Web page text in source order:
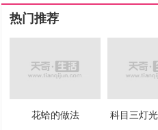
热门推荐
花蛤的做法 科目三灯